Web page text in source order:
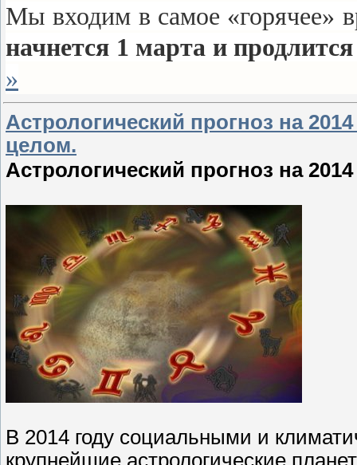
Мы входим в самое «горячее»
начнется 1 марта и
»
Астрологический прогноз на
целом.
Астрологический прогноз на
В 2014 году социальными и
крупнейшие астрологические